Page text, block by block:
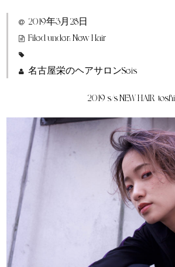
特定商取引法に基づく表示
2019年3月28日
Filed under:New Hair
名古屋栄のヘアサロンSeis
2019 s/s NEW HAIR toshi